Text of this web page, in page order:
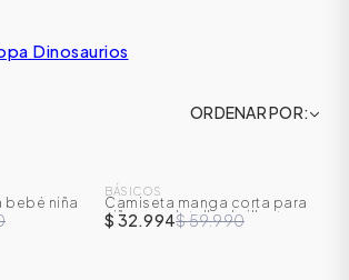
Dinosaurios
ORDENAR POR
bebé niña
-45%
BÁSICOS
Camiseta manga corta para
niña con detalles brillantes
$ 32.994$ 59.990